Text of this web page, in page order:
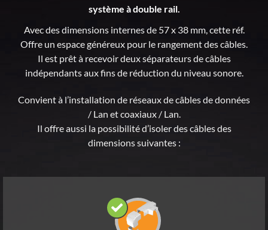
système à double rail.
Avec des dimensions internes de 57 x 38 mm, cette réf.
Offre un espace généreux pour le rangement des câbles.
Il est prêt à recevoir deux séparateurs de câbles
indépendants aux fins de réduction du niveau sonore.
Convient à l’installation de réseaux de câbles de données
/ Lan et coaxiaux / Lan.
Il offre aussi la possibilité d’isoler des câbles des
dimensions suivantes :